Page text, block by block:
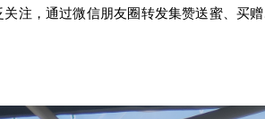
注，通过微信朋友圈转发集赞送蜜、买